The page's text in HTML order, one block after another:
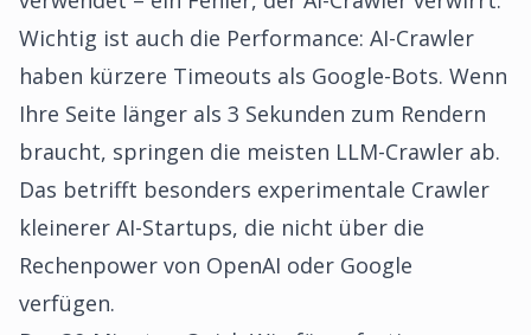
Wichtig ist auch die Performance: AI-Crawler
haben kürzere Timeouts als Google-Bots. Wenn
Ihre Seite länger als 3 Sekunden zum Rendern
braucht, springen die meisten LLM-Crawler ab.
Das betrifft besonders experimentale Crawler
kleinerer AI-Startups, die nicht über die
Rechenpower von OpenAI oder Google
verfügen.